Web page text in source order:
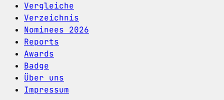
Vergleiche
Verzeichnis
Nominees 2026
Reports
Awards
Badge
Über uns
Impressum